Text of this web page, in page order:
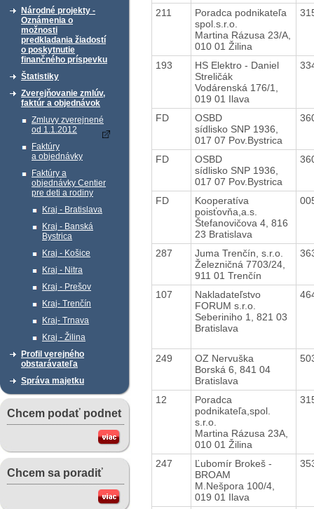
Národné projekty -
Oznámenia o
možnosti
predkladania žiadostí
o poskytnutie
finančného príspevku
Štatistiky
Zverejňovanie zmlúv,
faktúr a objednávok
Zmluvy zverejnené
od 1.1.2012
Faktúry
a objednávky
Faktúry a
objednávky Centier
pre deti a rodiny
Kraj - Bratislava
Kraj - Banská
Bystrica
Kraj - Košice
Kraj - Nitra
Kraj - Prešov
Kraj- Trenčín
Kraj- Trnava
Kraj - Žilina
Profil verejného
obstarávateľa
Správa majetku
Chcem podať podnet
Chcem sa poradiť
211
Poradca podnikateľa
spol.s.r.o.
Martina Rázusa 23/A,
010 01 Žilina
193
HS Elektro - Daniel
Streličák
Vodárenská 176/1,
019 01 Ilava
FD
OSBD
sídlisko SNP 1936,
017 07 Pov.Bystrica
FD
OSBD
sídlisko SNP 1936,
017 07 Pov.Bystrica
FD
Kooperatíva
poisťovňa,a.s.
Štefanovičova 4, 816
23 Bratislava
287
Juma Trenčín, s.r.o.
Železničná 7703/24,
911 01 Trenčín
107
Nakladateľstvo
FORUM s.r.o.
Seberiniho 1, 821 03
Bratislava
249
OZ Nervuška
Borská 6, 841 04
Bratislava
12
Poradca
podnikateľa,spol.
s.r.o.
Martina Rázusa 23A,
010 01 Žilina
247
Ľubomír Brokeš -
BROAM
M.Nešpora 100/4,
019 01 Ilava